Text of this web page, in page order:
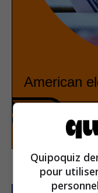
American
History
Quipoquiz
pour